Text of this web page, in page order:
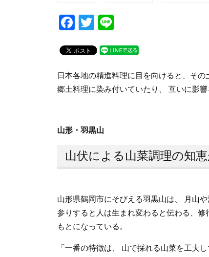
F
c
e
b
k
T
tt
er
e
日本各地の精進料理に目を向けると、そ
郷土料理に染み付いていたり、 互いに影
山形・羽黒山
山伏による山菜調理の知
山形県鶴岡市にそびえる羽黒山は、 月山
参りすると人は生まれ変わると伝わる、
もとになっている。
「一番の特徴は、 山で採れる山菜を工夫